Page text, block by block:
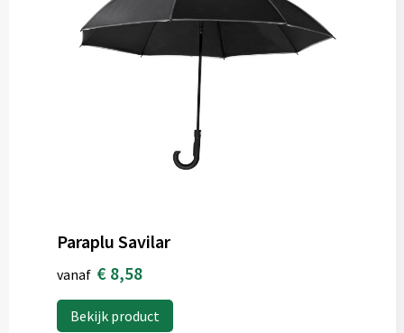
Paraplu Savilar
vanaf € 8,58
Bekijk product